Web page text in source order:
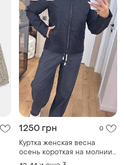
1250 грн 0
Куртка женская весна
осень короткая на молнии
черный